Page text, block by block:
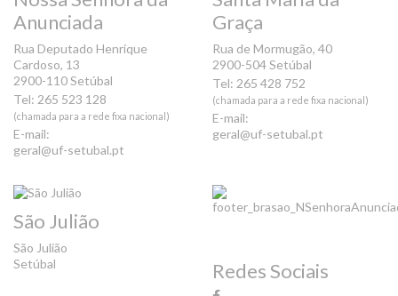
Anunciada
Rua Deputado Henrique
Cardoso, 13
2900-110 Setúbal
Tel: 265 523 128
(chamada para a rede fixa nacional)
E-mail:
geral@uf-setubal.pt
Graça
Rua de Mormugão, 40
2900-504 Setúbal
Tel: 265 428 752
(chamada para a rede fixa nacional)
E-mail:
geral@uf-setubal.pt
São Julião
São Julião
Setúbal
Redes Sociais